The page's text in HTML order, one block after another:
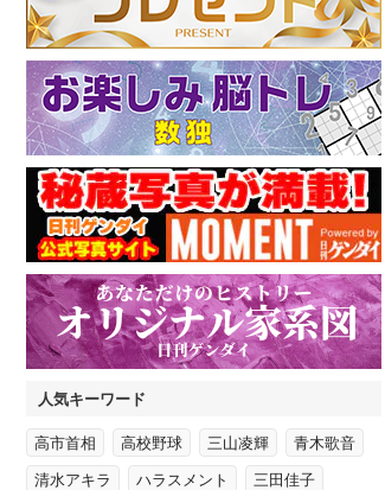
人気キーワード
高市首相 高校野球 三山凌輝 青木歌音
清水アキラ ハラスメント 三田佳子